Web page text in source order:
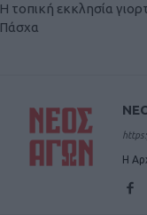
Η τοπική εκκλησία
Πάσχα
Η